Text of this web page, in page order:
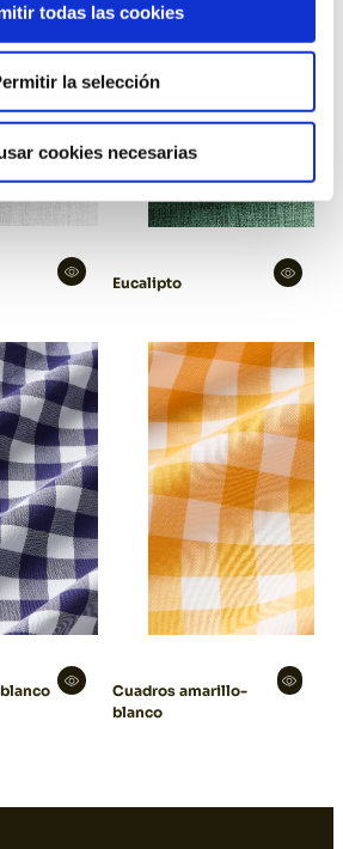
todas las cookies
la selección
cookies necesarias
Eucalipto
Cuadros amarillo-
blanco